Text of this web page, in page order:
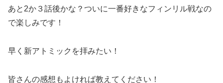
あと2か３話後かな？ついに一番好きなフィンリル戦なの
で楽しみです！
早く新アトミックを拝みたい！
皆さんの感想もよければ教えてください！